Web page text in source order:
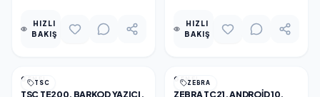
HIZLI
BAKIŞ
HIZLI
BAKIŞ
TSC
GENEL
TSC TE200, BARKOD YAZICI,
ZEBRA
GENEL
ZEBRA TC21, ANDROID 10,